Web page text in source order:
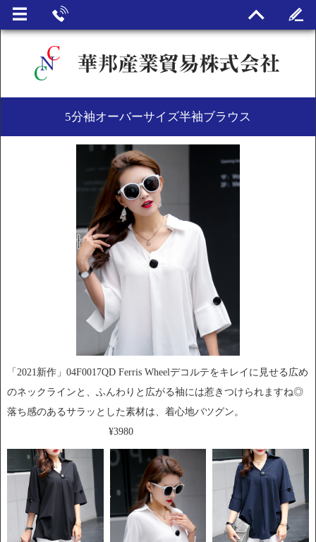
5分袖オーバーサイズ半袖ブラウス
「2021新作」04F0017QD Ferris Wheelデコルテをキレイに見せる広め
のネックラインと、ふんわりと広がる袖には惹きつけられますね◎
落ち感のあるサラッとした素材は、着心地バツグン。
¥3980